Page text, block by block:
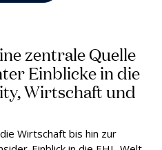
zentrale Quelle
Einblicke in die
Wirtschaft und
Wirtschaft bis hin zur